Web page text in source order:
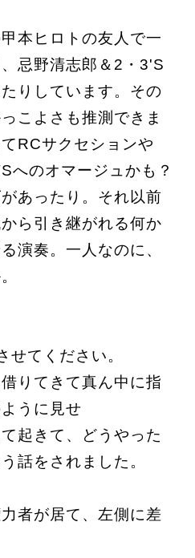
本ヒロトの友人で一
忌野清志郎＆2・3'S
りしています。その
こよさも推測できま
RCサクセションや
へのオマージュかも？
あったり。それ以前
ら引き継がれる何か
演奏。一人なのに、
せてください。
りてきて真ん中に指
うに見せ
起きて、どうやった
話をされました。
者が居て、左側に差